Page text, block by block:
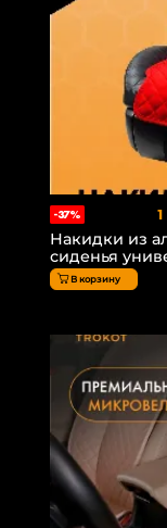
-37%
Накидки из
сиденья
В корзину